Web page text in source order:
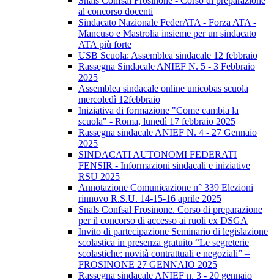
al concorso docenti
Sindacato Nazionale FederATA - Forza ATA -
Mancuso e Mastrolia insieme per un sindacato
ATA più forte
USB Scuola: Assemblea sindacale 12 febbraio
Rassegna Sindacale ANIEF N. 5 - 3 Febbraio
2025
Assemblea sindacale online unicobas scuola
mercoledì 12febbraio
Iniziativa di formazione "Come cambia la
scuola" - Roma, lunedì 17 febbraio 2025
Rassegna sindacale ANIEF N. 4 - 27 Gennaio
2025
SINDACATI AUTONOMI FEDERATI
FENSIR - Informazioni sindacali e iniziative
RSU 2025
Annotazione Comunicazione n° 339 Elezioni
rinnovo R.S.U. 14-15-16 aprile 2025
Snals Confsal Frosinone. Corso di preparazione
per il concorso di accesso ai ruoli ex DSGA
Invito di partecipazione Seminario di legislazione
scolastica in presenza gratuito “Le segreterie
scolastiche: novità contrattuali e negoziali” –
FROSINONE 27 GENNAIO 2025
Rassegna sindacale ANIEF n. 3 - 20 gennaio